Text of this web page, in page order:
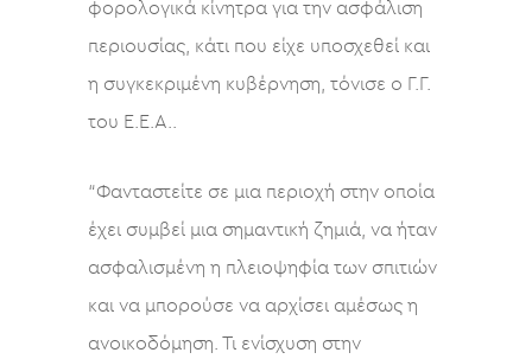
φορολογικά κίνητρα για την ασφάλιση
περιουσίας, κάτι που είχε υποσχεθεί και
η συγκεκριμένη κυβέρνηση, τόνισε ο Γ.Γ.
του Ε.Ε.Α..
“Φανταστείτε σε μια περιοχή στην οποία
έχει συμβεί μια σημαντική ζημιά, να ήταν
ασφαλισμένη η πλειοψηφία των σπιτιών
και να μπορούσε να αρχίσει αμέσως η
ανοικοδόμηση. Τι ενίσχυση στην